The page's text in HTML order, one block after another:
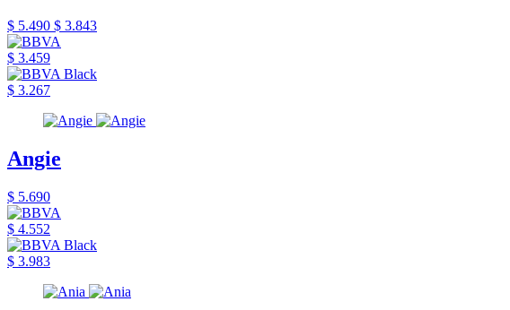
$ 5.490 $ 3.843
$ 3.459
$ 3.267
Angie
$ 5.690
$ 4.552
$ 3.983